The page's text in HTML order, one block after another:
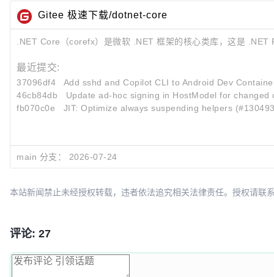
Gitee 极速下载/dotnet-core
.NET Core（corefx）是微软 .NET 框架的核心类库，这是
最近提交:
37096df4
Add sshd and Copilot CLI to Android Dev
46cb84db
Update ad-hoc signing in HostModel for changed
fb070c0e
JIT: Optimize always suspending helpers
main 分支： 2026-07-24
本站新闻禁止未经授权转载，违者依法追究相关法律责任。授权请联
评论: 27